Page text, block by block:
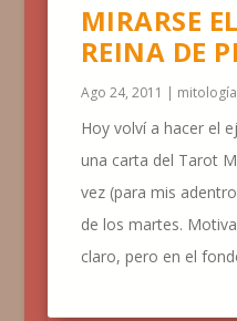
MIRARSE
REINA DE
Ago 24, 2011 |
Hoy volví a hacer el
una carta del Tarot
vez (para mis
de los martes.
claro, pero en el